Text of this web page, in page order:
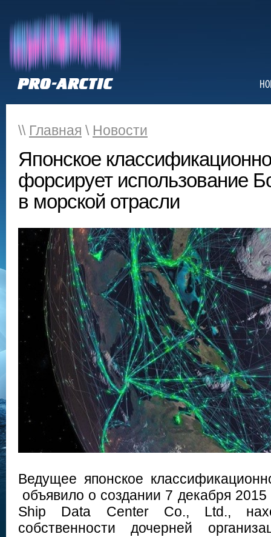
\\ Главная \ Новости
Японское
форсирует использование
в морской отрасли
Ведущее японское
объявило о создании 7 декабря 2015
Ship Data Center Co., Ltd.,
собственности дочерней